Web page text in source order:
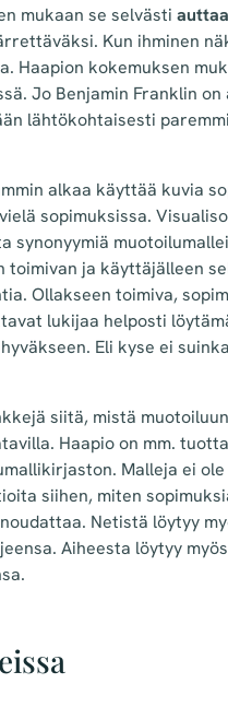
mukaan se selvästi
Kun ihminen
Haapion kokemuksen
Jo Benjamin Franklin
lähtökohtaisesti
alkaa käyttää kuvia
sopimuksissa.
synonyymiä
toimivan ja käyttäjälleen
Ollakseen toimiva,
lukijaa helposti
Eli kyse ei
siitä, mistä
Haapio on mm.
Malleja ei
siihen, miten
Netistä löytyy
Aiheesta löytyy